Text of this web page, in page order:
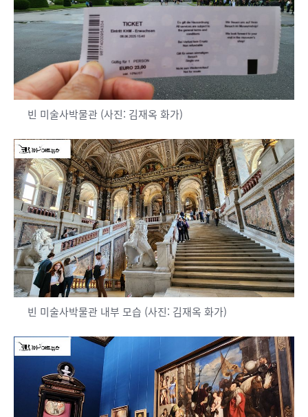
빈 미술사박물관 (사진: 김재옥 화가)
빈 미술사박물관 내부 모습 (사진: 김재옥 화가)